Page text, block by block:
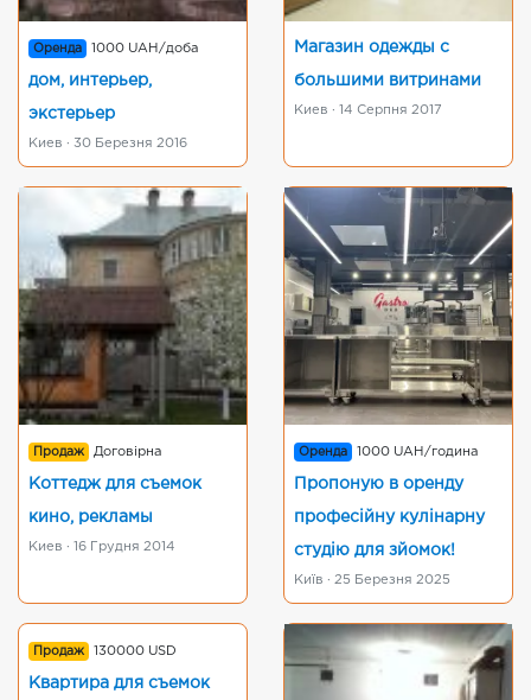
Оренда 1000 UAH/доба
дом, интерьер,
экстерьер
Киев · 30 Березня 2016
Магазин одежды с
большими витринами
Киев · 14 Серпня 2017
Продаж Договірна
Коттедж для съемок
кино, рекламы
Киев · 16 Грудня 2014
Оренда 1000 UAH/година
Пропоную в оренду
професійну кулінарну
студію для зйомок!
Київ · 25 Березня 2025
Продаж 130000 USD
Квартира для съемок